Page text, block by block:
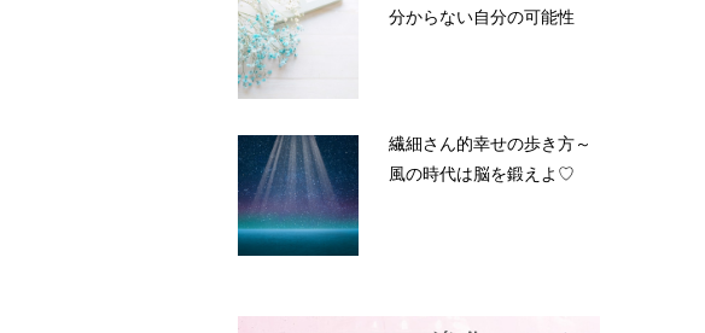
分からない自分の可能性
繊細さん的幸せの歩き方～
風の時代は脳を鍛えよ♡